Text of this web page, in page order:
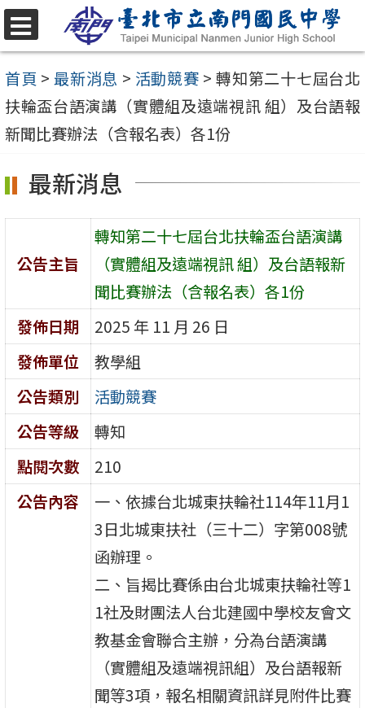
跳
至
主
要
內
區
選
單
首頁 > 最新消息 > 活動競賽 > 轉知第二十七屆台北
扶輪盃台語演講（實體組及遠端視訊 組）及台語報
新聞比賽辦法（含報名表）各1份
最新消息
公告主旨
轉知第二十七屆台北扶輪盃台語演講
（實體組及遠端視訊 組）及台語報新
聞比賽辦法（含報名表）各1份
發佈日期
2025 年 11 月 26 日
發佈單位
教學組
公告類別
活動競賽
公告等級
轉知
點閱次數
210
公告內容
一、依據台北城東扶輪社114年11月1
3日北城東扶社（三十二）字第008號
函辦理。
二、旨揭比賽係由台北城東扶輪社等1
1社及財團法人台北建國中學校友會文
教基金會聯合主辦，分為台語演講
（實體組及遠端視訊組）及台語報新
聞等3項，報名相關資訊詳見附件比賽